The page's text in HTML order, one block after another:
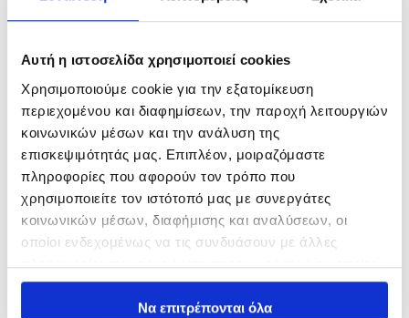
Αυτή η ιστοσελίδα χρησιμοποιεί cookies
Χρησιμοποιούμε cookie για την εξατομίκευση
περιεχομένου και διαφημίσεων, την παροχή λειτουργιών
κοινωνικών μέσων και την ανάλυση της
επισκεψιμότητάς μας. Επιπλέον, μοιραζόμαστε
πληροφορίες που αφορούν τον τρόπο που
χρησιμοποιείτε τον ιστότοπό μας με συνεργάτες
κοινωνικών μέσων, διαφήμισης και αναλύσεων, οι
οποίοι ενδεχομένως να τις συνδυάσουν με άλλες
πληροφορίες που τους έχετε παραχωρήσει ή τις οποίες
έχουν συλλέξει σε σχέση με την από μέρους σας χρήση
των υπηρεσιών τους.Να επιτρέπονται όλα
Jigging Lure Filstar 165 –
180g
8,00€
In Stock
Προσθήκη στο καλάθι
FIIISH ”BLACK MINNOW
ΝΟ6” Σώματα Σιλικόνης
14,50€
In Stock
Επιλογή